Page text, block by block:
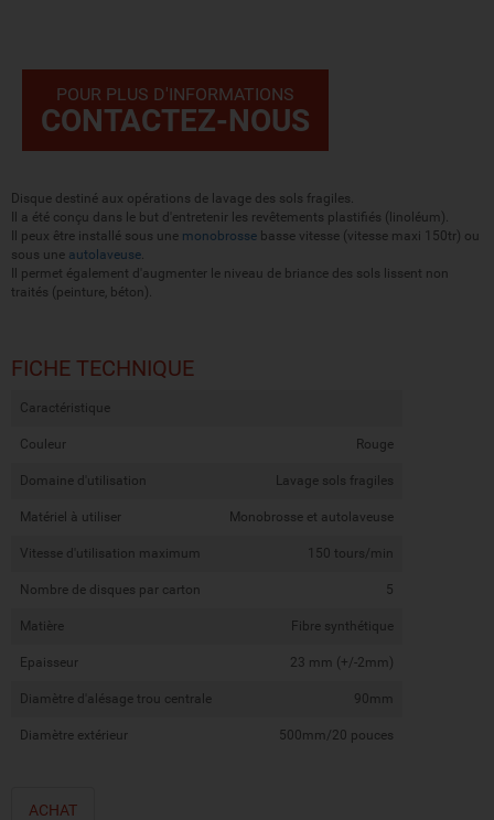
POUR PLUS D'INFORMATIONS
CONTACTEZ-NOUS
Disque destiné aux opérations de lavage des sols fragiles.
Il a été conçu dans le but d'entretenir les revêtements plastifiés (linoléum).
Il peux être installé sous une monobrosse basse vitesse (vitesse maxi 150tr) ou
sous une autolaveuse
Il permet également d'augmenter le niveau de briance des sols lissent non
traités (peinture, béton).
FICHE TECHNIQUE
Caractéristique
Couleur Rouge
Domaine d'utilisation Lavage sols fragiles
Matériel à utiliser Monobrosse et autolaveuse
Vitesse d'utilisation maximum 150 tours/min
Nombre de disques par carton 5
Matière Fibre synthétique
Epaisseur 23 mm (+/-2mm)
Diamètre d'alésage trou centrale 90mm
Diamètre extérieur 500mm/20 pouces
ACHAT